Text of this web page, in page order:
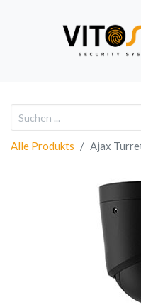
Alle Produkts Ajax